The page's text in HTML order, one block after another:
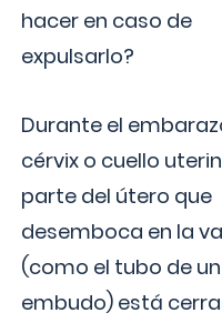
hacer en caso de
expulsarlo?
Durante el
cérvix o cuello
parte del útero que
desemboca en la
(como el tubo de un
embudo) está